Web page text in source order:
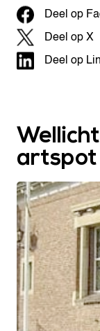
Deel op
Deel op X
Deel op
artspot